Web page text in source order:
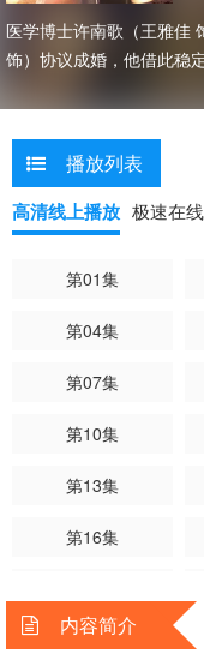
医学博士许南歌（王雅佳
饰）协议成婚，他借此稳
爱夫妻，人后却各怀秘
于算计的婚姻，能否戏假
播放列表
高清线上播放 极速在
第01集
第04集
第07集
第10集
第13集
第16集
第22集
内容简介